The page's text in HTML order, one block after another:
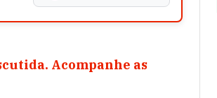
Acompanhe as